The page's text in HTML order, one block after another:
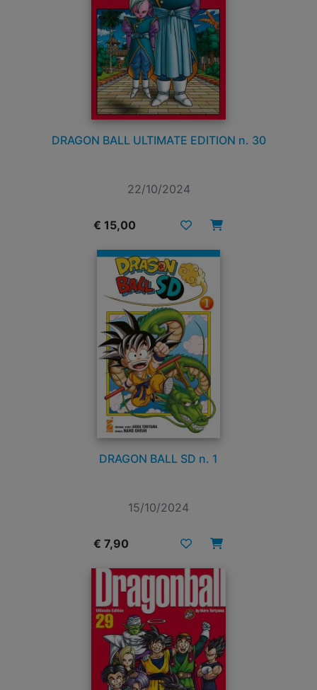
DRAGON BALL ULTIMATE EDITION n. 30
22/10/2024
€ 15,00
DRAGON BALL SD n. 1
15/10/2024
€ 7,90